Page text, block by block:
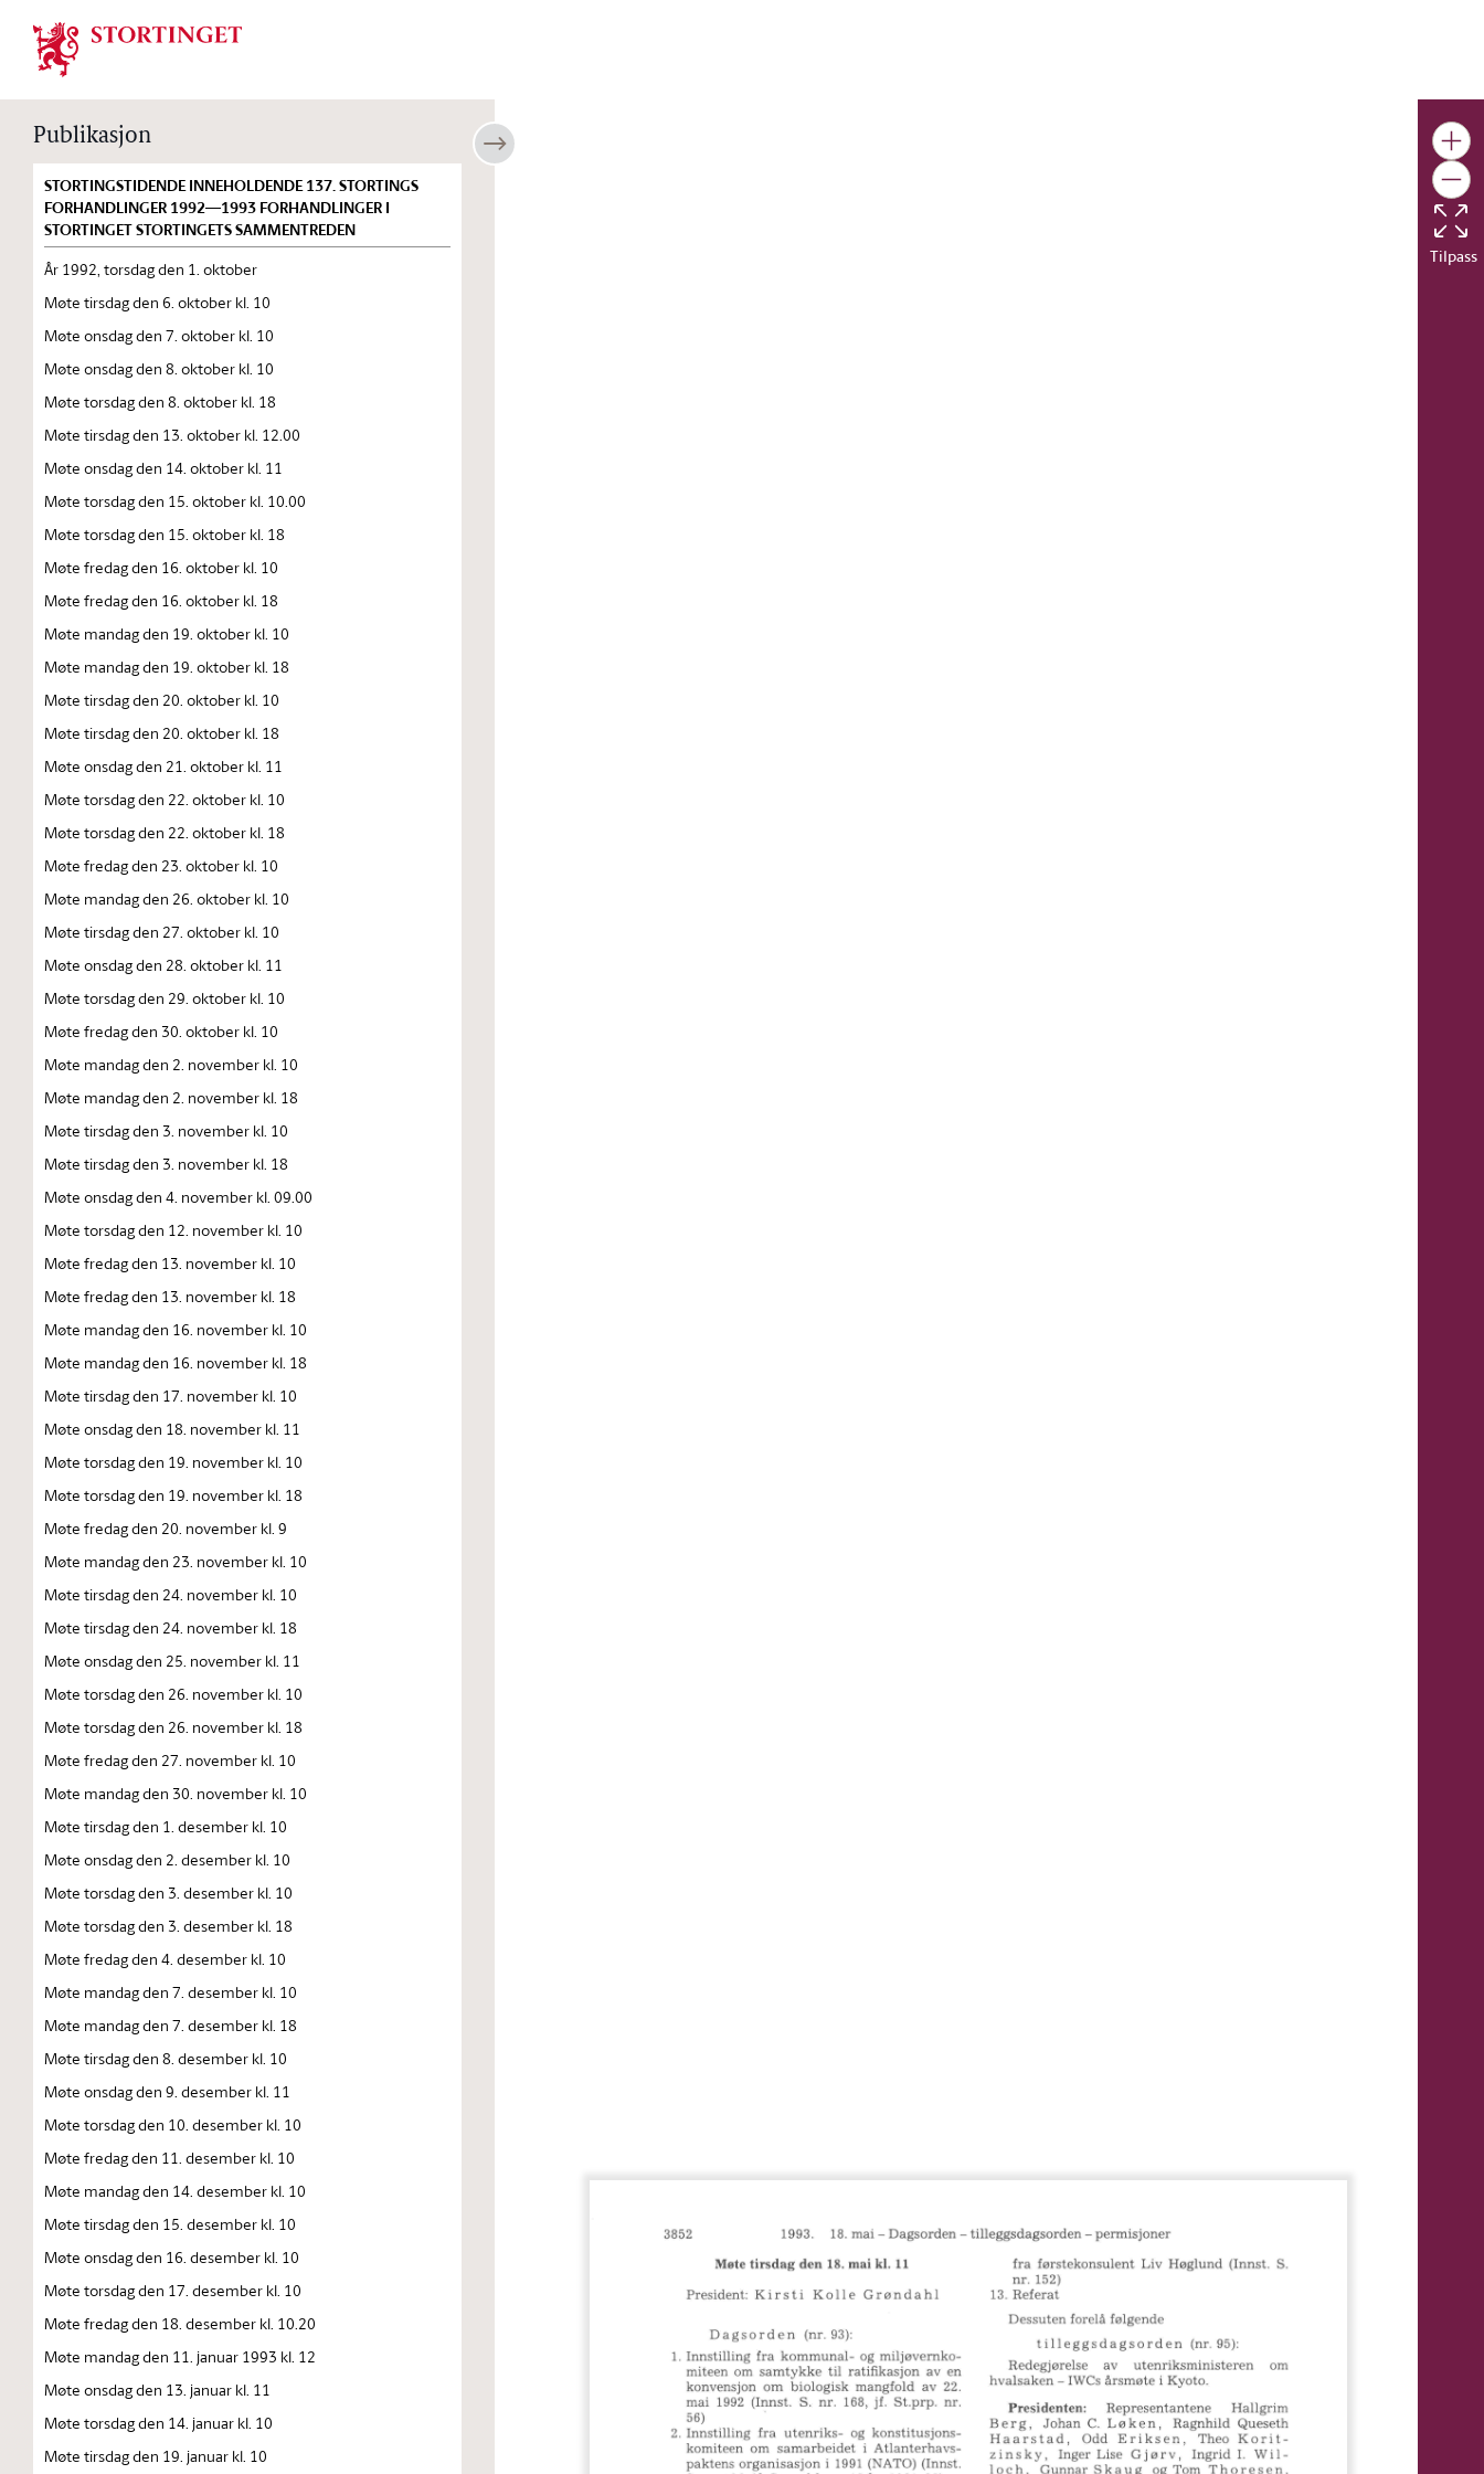
Stortinget.no
Publikasjon
STORTINGSTIDENDE INNEHOLDENDE 137. STORTINGS
FORHANDLINGER 1992—1993 FORHANDLINGER I
STORTINGET STORTINGETS SAMMENTREDEN
År 1992, torsdag den 1. oktober
Møte tirsdag den 6. oktober kl. 10
Møte onsdag den 7. oktober kl. 10
Møte onsdag den 8. oktober kl. 10
Møte torsdag den 8. oktober kl. 18
Møte tirsdag den 13. oktober kl. 12.00
Møte onsdag den 14. oktober kl. 11
Møte torsdag den 15. oktober kl. 10.00
Møte torsdag den 15. oktober kl. 18
Møte fredag den 16. oktober kl. 10
Møte fredag den 16. oktober kl. 18
Møte mandag den 19. oktober kl. 10
Møte mandag den 19. oktober kl. 18
Møte tirsdag den 20. oktober kl. 10
Møte tirsdag den 20. oktober kl. 18
Møte onsdag den 21. oktober kl. 11
Møte torsdag den 22. oktober kl. 10
Møte torsdag den 22. oktober kl. 18
Møte fredag den 23. oktober kl. 10
Møte mandag den 26. oktober kl. 10
Møte tirsdag den 27. oktober kl. 10
Møte onsdag den 28. oktober kl. 11
Møte torsdag den 29. oktober kl. 10
Møte fredag den 30. oktober kl. 10
Møte mandag den 2. november kl. 10
Møte mandag den 2. november kl. 18
Møte tirsdag den 3. november kl. 10
Møte tirsdag den 3. november kl. 18
Møte onsdag den 4. november kl. 09.00
Møte torsdag den 12. november kl. 10
Møte fredag den 13. november kl. 10
Møte fredag den 13. november kl. 18
Møte mandag den 16. november kl. 10
Møte mandag den 16. november kl. 18
Møte tirsdag den 17. november kl. 10
Møte onsdag den 18. november kl. 11
Møte torsdag den 19. november kl. 10
Møte torsdag den 19. november kl. 18
Møte fredag den 20. november kl. 9
Møte mandag den 23. november kl. 10
Møte tirsdag den 24. november kl. 10
Møte tirsdag den 24. november kl. 18
Møte onsdag den 25. november kl. 11
Møte torsdag den 26. november kl. 10
Møte torsdag den 26. november kl. 18
Møte fredag den 27. november kl. 10
Møte mandag den 30. november kl. 10
Møte tirsdag den 1. desember kl. 10
Møte onsdag den 2. desember kl. 10
Møte torsdag den 3. desember kl. 10
Møte torsdag den 3. desember kl. 18
Møte fredag den 4. desember kl. 10
Møte mandag den 7. desember kl. 10
Møte mandag den 7. desember kl. 18
Møte tirsdag den 8. desember kl. 10
Møte onsdag den 9. desember kl. 11
Møte torsdag den 10. desember kl. 10
Møte fredag den 11. desember kl. 10
Møte mandag den 14. desember kl. 10
Møte tirsdag den 15. desember kl. 10
Møte onsdag den 16. desember kl. 10
Møte torsdag den 17. desember kl. 10
Møte fredag den 18. desember kl. 10.20
Møte mandag den 11. januar 1993 kl. 12
Møte onsdag den 13. januar kl. 11
Møte torsdag den 14. januar kl. 10
Møte tirsdag den 19. januar kl. 10